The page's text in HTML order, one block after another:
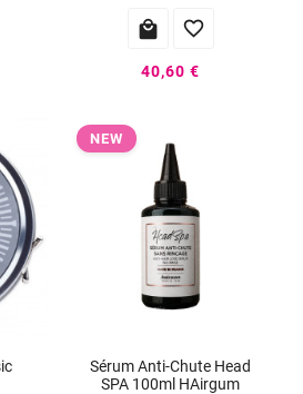
 
40,60 €
NEW
Sérum Anti-Chute Head
SPA 100ml HAirgum